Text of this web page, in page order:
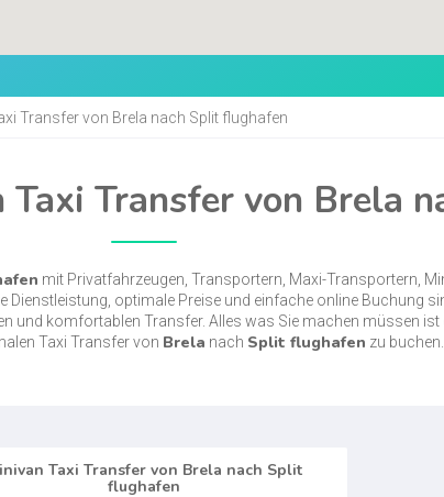
Transfer von Brela nach Split flughafen
Transfer von Brela
mit Privatfahrzeugen, Transportern, Maxi-Transportern,
Dienstleistung, optimale Preise und einfache online Buchung
und komfortablen Transfer. Alles was Sie machen müssen
Taxi Transfer von Brela nach Split flughafen zu buchen.
Taxi Transfer von Brela nach Split
flughafen